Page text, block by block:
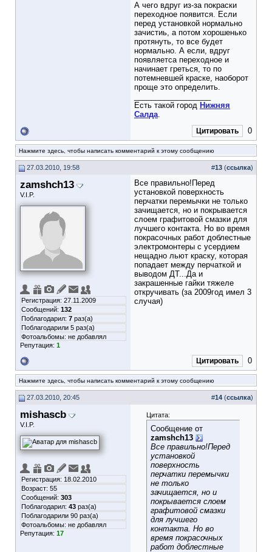
А чего вдруг из-за покраски
переходное появится. Если
перед установкой нормально
зачистиь, а потом хорошенько
протянуть, то все будет
нормально. А если, вдруг
появляетса переходное и
начинает греться, то по
потемневшей краске, наоборот
проще это определить.
Есть такой город Нижняя
Салда.
Цитировать 0
Нажмите здесь, чтобы написать комментарий к этому сообщению
27.03.2010, 19:58 #13 (ссылка)
zamshch13
V.I.P.
Регистрация: 27.11.2009
Сообщений: 132
Поблагодарил: 7 раз(а)
Поблагодарили 5 раз(а)
Фотоальбомы: не добавлял
Репутация: 1
Все правильно!Перед
установкой поверхность
перчатки перемычки не только
зачищается, но и покрывается
слоем графитовой смазки для
лучшего контакта. Но во время
покрасочных работ доблестные
электромонтеры с усердием
нещадно льют краску, которая
попадает между перчаткой и
выводом ДТ...Да и
закрашенные гайки тяжеле
откручивать (за 2009год имел 3
случая)
Цитировать 0
Нажмите здесь, чтобы написать комментарий к этому сообщению
27.03.2010, 20:45 #14 (ссылка)
mishascb
V.I.P.
Регистрация: 18.02.2010
Возраст: 55
Сообщений: 303
Поблагодарил: 43 раз(а)
Поблагодарили 90 раз(а)
Фотоальбомы: не добавлял
Репутация: 17
Цитата:
Сообщение от
zamshch13
Все правильно!Перед
установкой
поверхность
перчатки перемычки
не только
зачищается, но и
покрывается слоем
графитовой смазки
для лучшего
контакта. Но во
время покрасочных
работ доблестные